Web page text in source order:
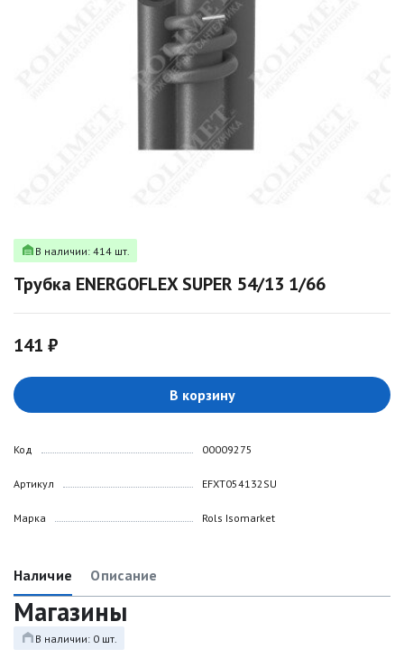
В наличии: 414 шт.
Трубка ENERGOFLEX SUPER 54/13 1/66
141 ₽
В корзину
Код
Артикул
Марка
00009275
EFXT054132SU
Rols Isomarket
Наличие Описание
Магазины
В наличии: 0 шт.